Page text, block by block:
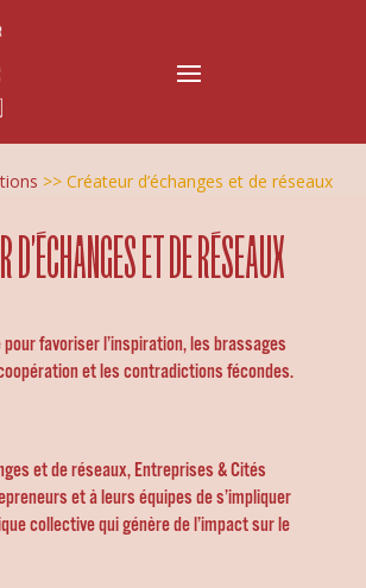
>>Créateur d’échanges et de réseaux
D’ÉCHANGES ET DE RÉSEAUX
favoriser l’inspiration, les brassages
et les contradictions fécondes.
et de réseaux, Entreprises & Cités
et à leurs équipes de s’impliquer
collective qui génère de l’impact sur le